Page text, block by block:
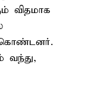
விதமாக
கொண்டனர்.
வந்து,